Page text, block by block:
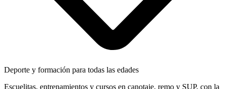
Deporte y formación para todas las edades
Escuelitas, entrenamientos y cursos en canotaje, remo y SUP, con la